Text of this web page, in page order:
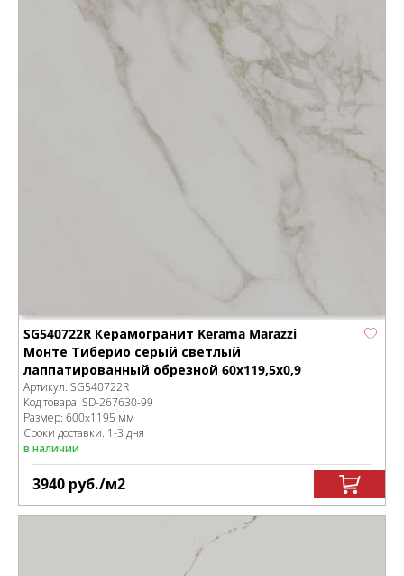
SG540722R Керамогранит Kerama Marazzi
Монте Тиберио серый светлый
лаппатированный обрезной 60x119,5x0,9
Артикул: SG540722R
Код товара: SD-267630-99
Размер: 600x1195 мм
Сроки доставки: 1-3 дня
в наличии
3940 руб./м2